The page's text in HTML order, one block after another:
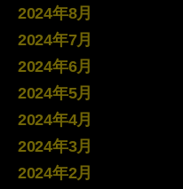
2024年8月
2024年7月
2024年6月
2024年5月
2024年4月
2024年3月
2024年2月